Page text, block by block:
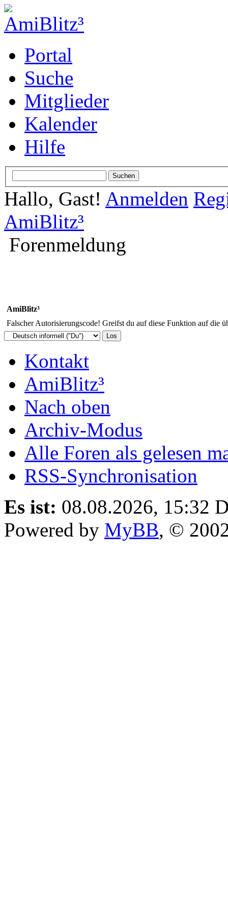
Portal
Suche
Mitglieder
Kalender
Hilfe
Hallo, Gast! Anmelden
AmiBlitz³
Forenmeldung
AmiBlitz³
Falscher Autorisierungscode! Greifst du auf diese Funktion auf die
Kontakt
AmiBlitz³
Nach oben
Archiv-Modus
Alle Foren als gelesen
RSS-Synchronisation
Es ist: 08.08.2026, 15:32
Powered by MyBB, ©